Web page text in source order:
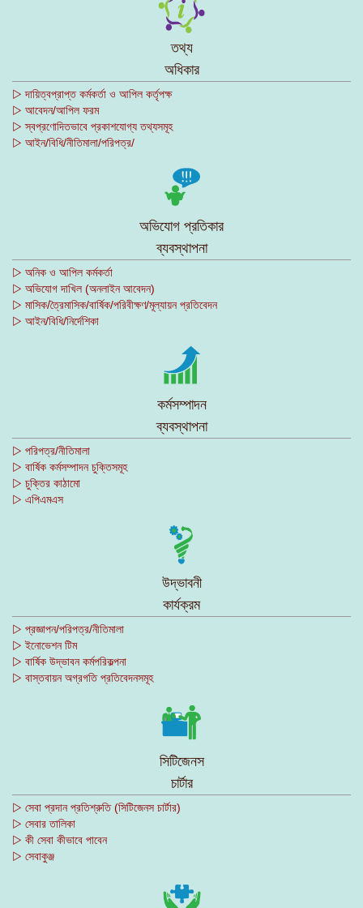
তথ্য
অধিকার
▷ দায়িত্বপ্রাপ্ত কর্মকর্তা ও আপিল কর্তৃপক্ষ
▷ আবেদন/আপিল ফরম
▷ স্বপ্রণোদিতভাবে প্রকাশযোগ্য তথ্যসমূহ
▷ আইন/বিধি/নীতিমালা/পরিপত্র/
অভিযোগ প্রতিকার
ব্যবস্থাপনা
▷ অনিক ও আপিল কর্মকর্তা
▷ অভিযোগ দাখিল (অনলাইন আবেদন)
▷ মাসিক/ত্রৈমাসিক/বার্ষিক/পরিবীক্ষণ/মূল্যায়ন প্রতিবেদন
▷ আইন/বিধি/নির্দেশিকা
কর্মসম্পাদন
ব্যবস্থাপনা
▷ পরিপত্র/নীতিমালা
▷ বার্ষিক কর্মসম্পাদন চুক্তিসমূহ
▷ চুক্তির কাঠামো
▷ এপিএমএস
উদ্ভাবনী
কার্যক্রম
▷ প্রজ্ঞাপন/পরিপত্র/নীতিমালা
▷ ইনোভেশন টিম
▷ বার্ষিক উদ্ভাবন কর্মপরিকল্পনা
▷ বাস্তবায়ন অগ্রগতি প্রতিবেদনসমূহ
সিটিজেনস
চার্টার
▷ সেবা প্রদান প্রতিশ্রুতি (সিটিজেনস চার্টার)
▷ সেবার তালিকা
▷ কী সেবা কীভাবে পাবেন
▷ সেবাকুঞ্জ